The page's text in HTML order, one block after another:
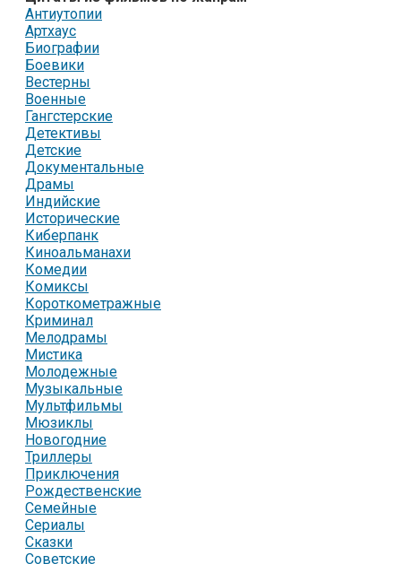
Антиутопии
Артхаус
Биографии
Боевики
Вестерны
Военные
Гангстерские
Детективы
Детские
Документальные
Драмы
Индийские
Исторические
Киберпанк
Киноальманахи
Комедии
Комиксы
Короткометражные
Криминал
Мелодрамы
Мистика
Молодежные
Музыкальные
Мультфильмы
Мюзиклы
Новогодние
Триллеры
Приключения
Рождественские
Семейные
Сериалы
Сказки
Советские